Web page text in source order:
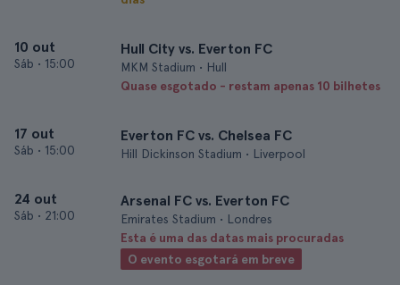
10 out
Sáb • 15:00
Hull City vs. Everton FC
MKM Stadium • Hull
Quase esgotado - restam apenas 10 bilhetes
17 out
Sáb • 15:00
Everton FC vs. Chelsea FC
Hill Dickinson Stadium • Liverpool
24 out
Sáb • 21:00
Arsenal FC vs. Everton FC
Emirates Stadium • Londres
Esta é uma das datas mais procuradas
O evento esgotará em breve